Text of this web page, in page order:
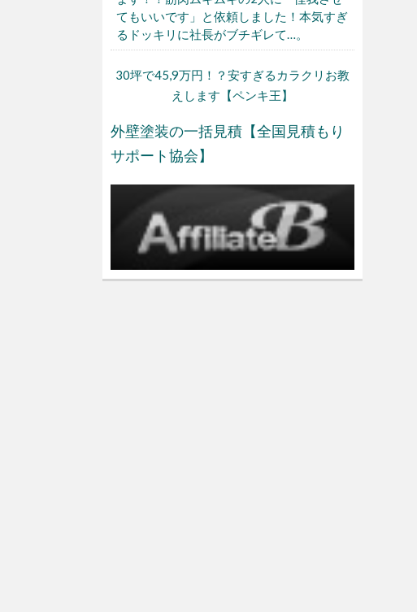
てもいいです」と依頼しました！本気すぎ
るドッキリに社長がブチギレて…。
30坪で45,9万円！？安すぎるカラクリお教
えします【ペンキ王】
外壁塗装の一括見積【全国見積もり
サポート協会】